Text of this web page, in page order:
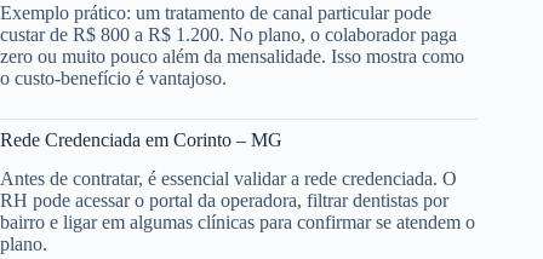
Exemplo prático: um tratamento de canal particular pode
custar de R$ 800 a R$ 1.200. No plano, o colaborador paga
zero ou muito pouco além da mensalidade. Isso mostra como
o custo-benefício é vantajoso.
Rede Credenciada em Corinto – MG
Antes de contratar, é essencial validar a rede credenciada. O
RH pode acessar o portal da operadora, filtrar dentistas por
bairro e ligar em algumas clínicas para confirmar se atendem o
plano.